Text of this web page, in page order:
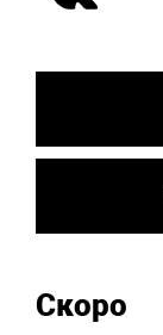
Скоро